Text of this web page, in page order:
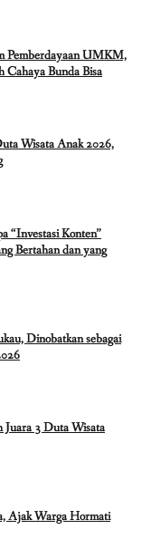
Pemberdayaan UMKM,
Bunda Bisa
Wisata Anak 2026,
“Investasi Konten”
Bertahan dan yang
Dinobatkan sebagai
Juara 3 Duta Wisata
Ajak Warga Hormati